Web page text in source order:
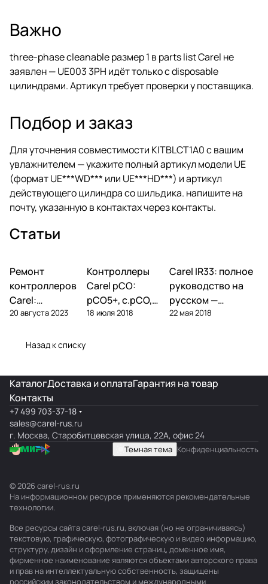
Важно
three-phase cleanable размер 1 в parts list Carel не
заявлен — UE003 3PH идёт только с disposable
цилиндрами. Артикул требует проверки у поставщика.
Подбор и заказ
Для уточнения совместимости KITBLCT1A0 с вашим
увлажнителем — укажите полный артикул модели UE
(формат UE***WD*** или UE***HD***) и артикул
действующего цилиндра со шильдика. напишите на
почту, указанную в контактахчерезконтакты.
Статьи
Автоматика и
контроллеры
Ремонт
контроллеров
Carel:
диагностика
поломок и
20 августа 2023
Автоматика и
контроллеры
Контроллеры
Carel pCO:
pCO5+, c.pCO,
pCO mini —
18 июля 2018
Автоматика и
контроллеры
Carel IR33: полное
руководство на
русском —
параметры,
22 мая 2018
Назад к списку
КаталогДоставка и оплатаГарантия на товар
Контакты
+7 499 703-37-18
sales@carel-rus.ru
г. Москва, Старобитцевская улица, 22А, офис 24
Темная тема Конфиденциальность
© 2026 carel-rus.ru
На информационном ресурсе применяются рекомендательные
технологии.
Все ресурсы сайта carel-rus.ru, включая (но не ограничиваясь)
текстовую, графическую, фотографическую и видео информацию,
структуру, дизайн и оформление страниц, доменное имя,
фирменное наименование являются объектами авторского права
и прав на интеллектуальную собственность, защищены
российским законодательством и международными